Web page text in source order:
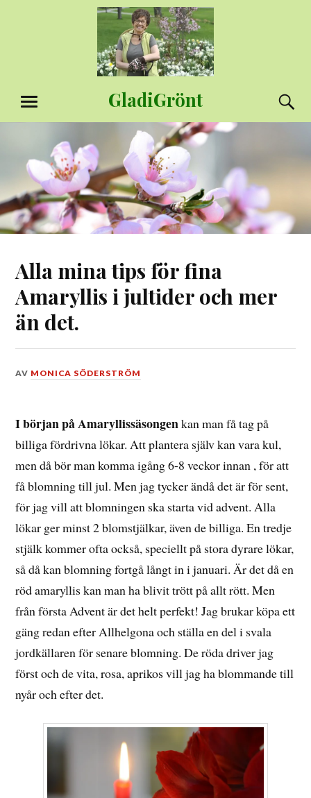
GladiGrönt
MENY
Alla mina tips för fina
Amaryllis i jultider och mer
än det.
DEN
2025
AV MONICA SÖDERSTRÖM
I början på Amaryllissäsongenkan man få tag på
billiga fördrivna lökar. Att plantera själv kan vara kul,
men då bör man komma igång 6-8 veckor innan , för att
få blomning till jul. Men jag tycker ändå det är för sent,
för jag vill att blomningen ska starta vid advent. Alla
lökar ger minst 2 blomstjälkar, även de billiga. En tredje
stjälk kommer ofta också, speciellt på stora dyrare lökar,
så då kan blomning fortgå långt in i januari. Är det då en
röd amaryllis kan man ha blivit trött på allt rött. Men
från första Advent är det helt perfekt! Jag brukar köpa ett
gäng redan efter Allhelgona och ställa en del i svala
jordkällaren för senare blomning. De röda driver jag
först och de vita, rosa, aprikos vill jag ha blommande till
nyår och efter det.